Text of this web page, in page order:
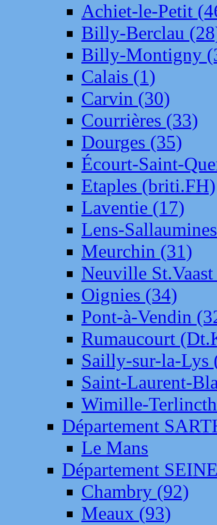
Achiet-le-Petit
Billy-Berclau
Billy-Montigny
Calais (1)
Carvin (30)
Courrières (33)
Dourges (35)
Écourt-Saint-
Etaples (briti.FH)
Laventie (17)
Lens-
Meurchin (31)
Neuville
Oignies (34)
Pont-à-Vendin
Rumaucourt
Sailly-sur-la-Lys
Saint-Laurent-
Wimille-
Département
Le Mans
Département
Chambry (92)
Meaux (93)